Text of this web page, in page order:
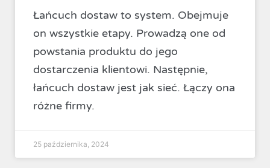
Łańcuch dostaw to system. Obejmuje
on wszystkie etapy. Prowadzą one od
powstania produktu do jego
dostarczenia klientowi. Następnie,
łańcuch dostaw jest jak sieć. Łączy ona
różne firmy.
25 października, 2024